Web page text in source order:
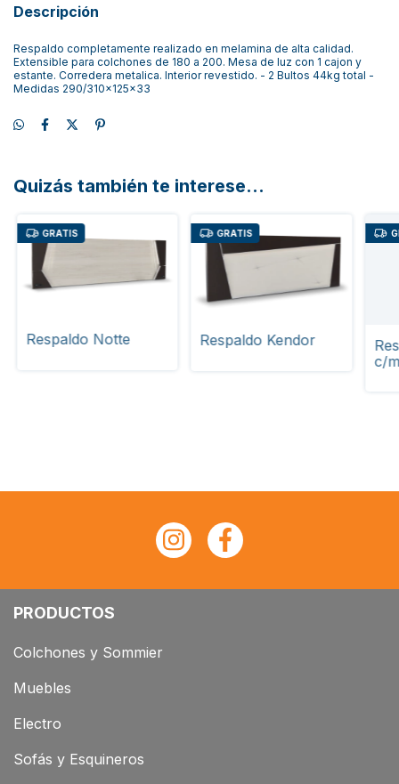
Descripción
Respaldo completamente realizado en melamina de alta calidad.
Extensible para colchones de 180 a 200. Mesa de luz con 1 cajon y
estante. Corredera metalica. Interior revestido. - 2 Bultos 44kg total -
Medidas 290/310x125x33
Quizás también te interese...
GRATIS
Respaldo Notte
GRATIS
Respaldo Kendor
c/
PRODUCTOS
Colchones y Sommier
Muebles
Electro
Sofás y Esquineros